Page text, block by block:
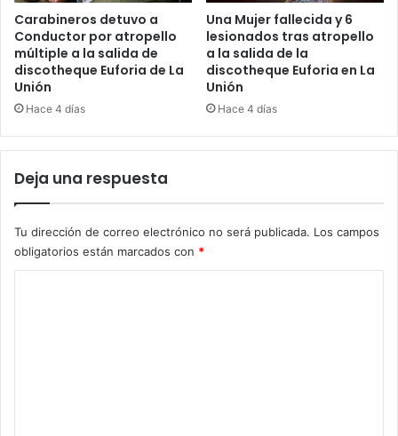
Carabineros detuvo a
Conductor por atropello
múltiple a la salida de
discotheque Euforia de La
Unión
Hace 4 días
Una Mujer fallecida y 6
lesionados tras atropello
a la salida de la
discotheque Euforia en La
Unión
Hace 4 días
Deja una respuesta
Tu dirección de correo electrónico no será publicada. Los campos
obligatorios están marcados con *